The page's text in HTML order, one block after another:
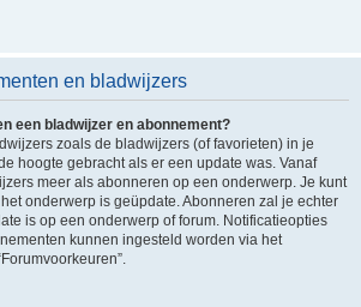
en bladwijzers
een bladwijzer en abonnement?
zoals de bladwijzers (of favorieten) in je
hoogte gebracht als er een update was. Vanaf
meer als abonneren op een onderwerp. Je kunt
onderwerp is geüpdate. Abonneren zal je echter
is op een onderwerp of forum. Notificatieopties
kunnen ingesteld worden via het